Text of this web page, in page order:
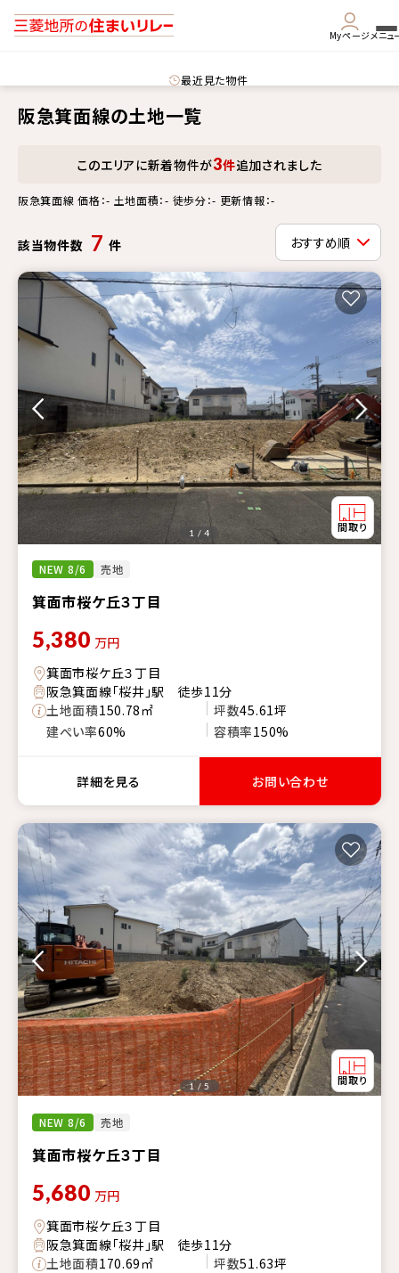
Myページメニュ
最近見た物件
阪急箕面線の土地一覧
このエリアに新着物件が3件追加されました
阪急箕面線 価格：- 土地面積：- 徒歩分：- 更新情報：-
該当物件数 7 件
NEW 8/6 売地
箕面市桜ケ丘３丁目
1 / 4
5,380 万円
箕面市桜ケ丘３丁目
阪急箕面線「桜井」駅 徒歩11分
土地面積150.78㎡ 坪数45.61坪
建ぺい率60% 容積率150%
詳細を見る お問い合わせ
NEW 8/6 売地
箕面市桜ケ丘３丁目
1 / 5
5,680 万円
箕面市桜ケ丘３丁目
阪急箕面線「桜井」駅 徒歩11分
土地面積170.69㎡ 坪数51.63坪